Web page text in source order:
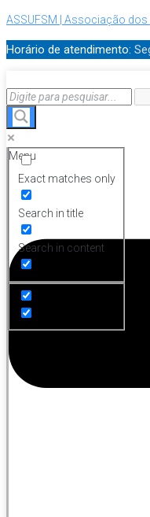
ASSUFSM | Associação dos
Horário de atendimento:
Exact matches only
Search in title
Search in content
Menu